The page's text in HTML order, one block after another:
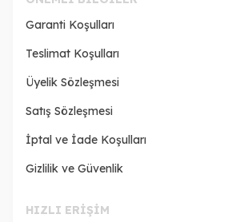
Garanti Koşulları
Teslimat Koşulları
Üyelik Sözleşmesi
Satış Sözleşmesi
İptal ve İade Koşulları
Gizlilik ve Güvenlik
HIZLI ERIŞIM